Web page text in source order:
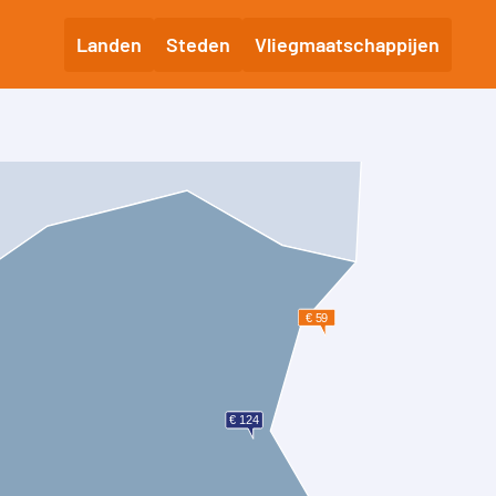
Landen Steden Vliegmaatschappijen